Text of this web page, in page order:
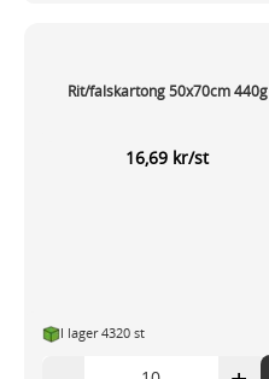
Rit/falskartong 50x70cm 440g
16,69 kr/st
I lager 4320 st